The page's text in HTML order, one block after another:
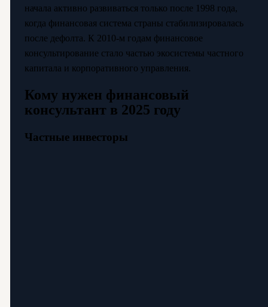
начала активно развиваться только после 1998 года,
когда финансовая система страны стабилизировалась
после дефолта. К 2010-м годам финансовое
консультирование стало частью экосистемы частного
капитала и корпоративного управления.
Кому нужен финансовый
консультант в 2025 году
Частные инвесторы